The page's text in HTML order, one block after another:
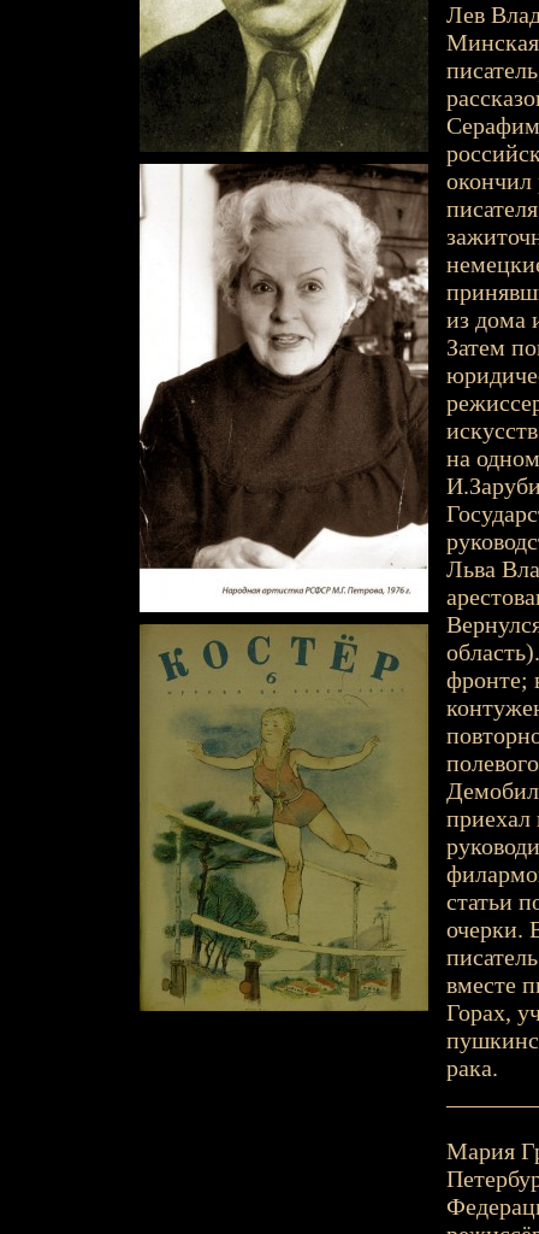
Лев
Минская
окончил
из дома
Затем
на
Льва
фронте;
приехал
статьи
очерки.
вместе
Горах,
рака.
Мария